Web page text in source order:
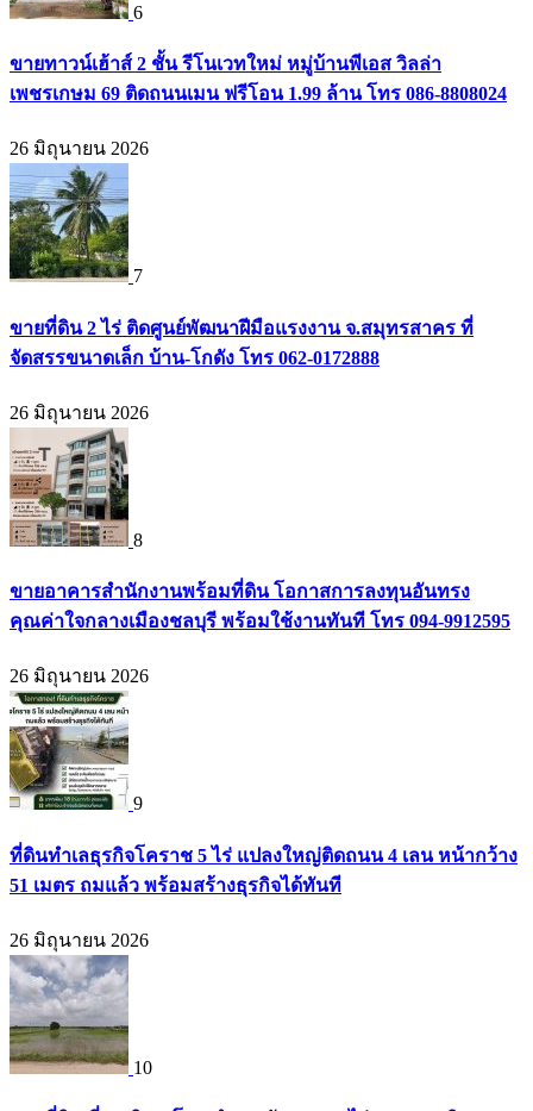
6
ขายทาวน์เฮ้าส์ 2 ชั้น รีโนเวทใหม่ หมู่บ้านพีเอส วิลล่า
เพชรเกษม 69 ติดถนนเมน ฟรีโอน 1.99 ล้าน โทร 086-8808024
26 มิถุนายน 2026
7
ขายที่ดิน 2 ไร่ ติดศูนย์พัฒนาฝีมือแรงงาน จ.สมุทรสาคร ที่
จัดสรรขนาดเล็ก บ้าน-โกดัง โทร 062-0172888
26 มิถุนายน 2026
8
ขายอาคารสำนักงานพร้อมที่ดิน โอกาสการลงทุนอันทรง
คุณค่าใจกลางเมืองชลบุรี พร้อมใช้งานทันที โทร 094-9912595
26 มิถุนายน 2026
9
ที่ดินทำเลธุรกิจโคราช 5 ไร่ แปลงใหญ่ติดถนน 4 เลน หน้ากว้าง
51 เมตร ถมแล้ว พร้อมสร้างธุรกิจได้ทันที
26 มิถุนายน 2026
10